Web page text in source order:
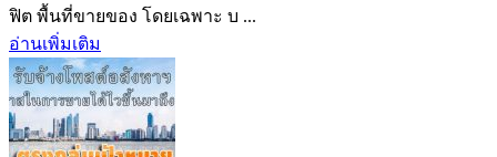
ฟิต พื้นที่ขายของ โดยเฉพาะ บ ...
อ่านเพิ่มเติม